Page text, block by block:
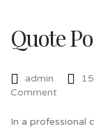
Quote
admin
Comment
In a professional